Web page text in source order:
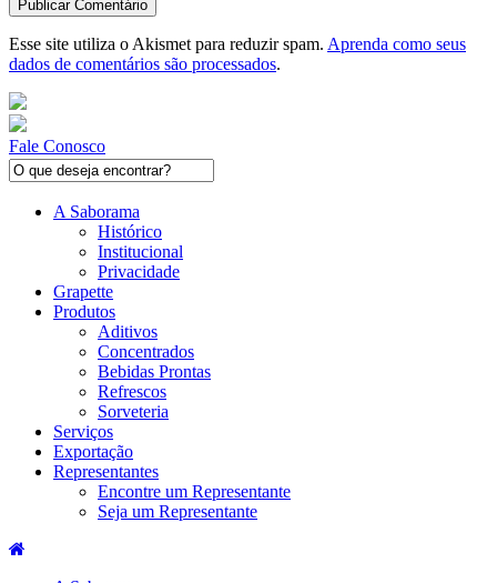
Esse site utiliza o Akismet para reduzir spam. Aprenda como seus
dados de comentários são processados.
Fale Conosco
A Saborama
Histórico
Institucional
Privacidade
Grapette
Produtos
Aditivos
Concentrados
Bebidas Prontas
Refrescos
Sorveteria
Serviços
Exportação
Representantes
Encontre um Representante
Seja um Representante